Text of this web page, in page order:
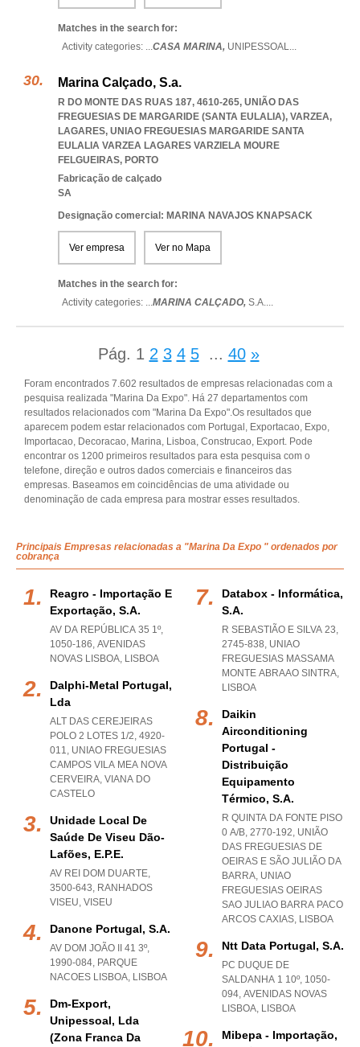
Matches in the search for:
Activity categories: ...CASA MARINA, UNIPESSOAL...
Marina Calçado, S.a.
R DO MONTE DAS RUAS 187, 4610-265, UNIÃO DAS
FREGUESIAS DE MARGARIDE (SANTA EULALIA), VARZEA,
LAGARES, UNIAO FREGUESIAS MARGARIDE SANTA
EULALIA VARZEA LAGARES VARZIELA MOURE
FELGUEIRAS, PORTO
Fabricação de calçado
SA
Designação comercial: MARINA NAVAJOS KNAPSACK
Ver empresa Ver no Mapa
Matches in the search for:
Activity categories: ...MARINA CALÇADO, S.A....
Pág. 1 2 3 4 5 ... 40 »
Foram encontrados 7.602 resultados de empresas relacionadas com a
pesquisa realizada "Marina Da Expo". Há 27 departamentos com
resultados relacionados com "Marina Da Expo".Os resultados que
aparecem podem estar relacionados com Portugal, Exportacao, Expo,
Importacao, Decoracao, Marina, Lisboa, Construcao, Export. Pode
encontrar os 1200 primeiros resultados para esta pesquisa com o
telefone, direção e outros dados comerciais e financeiros das
empresas. Baseamos em coincidências de uma atividade ou
denominação de cada empresa para mostrar esses resultados.
Principais Empresas relacionadas a "Marina Da Expo " ordenados por
cobrança
Reagro - Importação E
Exportação, S.a.
AV DA REPÚBLICA 35 1º,
1050-186, AVENIDAS
NOVAS LISBOA, LISBOA
Dalphi-Metal Portugal,
Lda
ALT DAS CEREJEIRAS
POLO 2 LOTES 1/2, 4920-
011, UNIAO FREGUESIAS
CAMPOS VILA MEA NOVA
CERVEIRA, VIANA DO
CASTELO
Unidade Local De
Saúde De Viseu Dão-
Lafões, E.p.e.
AV REI DOM DUARTE,
3500-643, RANHADOS
VISEU, VISEU
Danone Portugal, S.a.
AV DOM JOÃO II 41 3º,
1990-084, PARQUE
NACOES LISBOA, LISBOA
Dm-Export,
Unipessoal, Lda
(zona Franca Da
Databox - Informática,
S.a.
R SEBASTIÃO E SILVA 23,
2745-838, UNIAO
FREGUESIAS MASSAMA
MONTE ABRAAO SINTRA,
LISBOA
Daikin
Airconditioning
Portugal -
Distribuição
Equipamento
Térmico, S.a.
R QUINTA DA FONTE PISO
0 A/B, 2770-192, UNIÃO
DAS FREGUESIAS DE
OEIRAS E SÃO JULIÃO DA
BARRA, UNIAO
FREGUESIAS OEIRAS
SAO JULIAO BARRA PACO
ARCOS CAXIAS, LISBOA
Ntt Data Portugal, S.a.
PC DUQUE DE
SALDANHA 1 10º, 1050-
094, AVENIDAS NOVAS
LISBOA, LISBOA
Mibepa - Importação,